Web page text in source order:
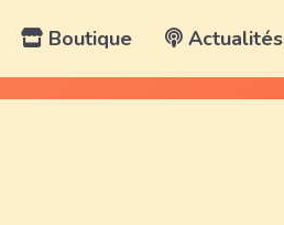
Boutique Actualités